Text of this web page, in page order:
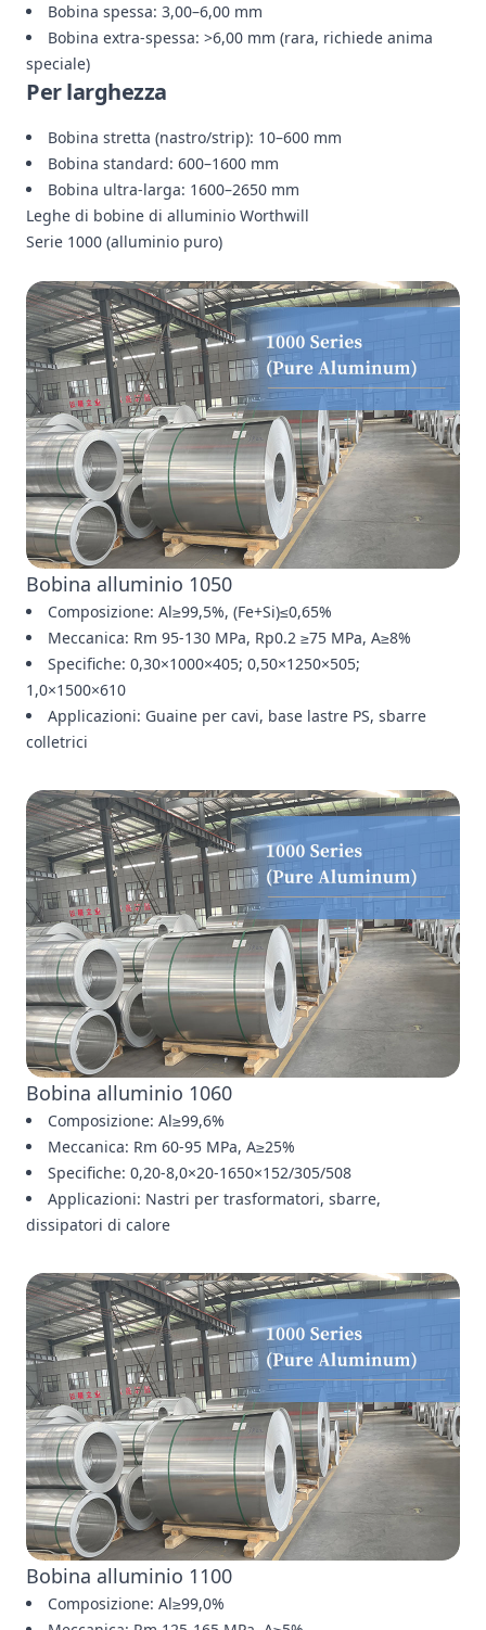
Bobina spessa: 3,00–6,00 mm
Bobina extra-spessa: >6,00 mm (rara, richiede anima
speciale)
Per larghezza
Bobina stretta (nastro/strip): 10–600 mm
Bobina standard: 600–1600 mm
Bobina ultra-larga: 1600–2650 mm
Leghe di bobine di alluminio Worthwill
Serie 1000 (alluminio puro)
Bobina alluminio 1050
Composizione: Al≥99,5%, (Fe+Si)≤0,65%
Meccanica: Rm 95-130 MPa, Rp0.2 ≥75 MPa, A≥8%
Specifiche: 0,30×1000×405; 0,50×1250×505;
1,0×1500×610
Applicazioni: Guaine per cavi, base lastre PS, sbarre
colletrici
Bobina alluminio 1060
Composizione: Al≥99,6%
Meccanica: Rm 60-95 MPa, A≥25%
Specifiche: 0,20-8,0×20-1650×152/305/508
Applicazioni: Nastri per trasformatori, sbarre,
dissipatori di calore
Bobina alluminio 1100
Composizione: Al≥99,0%